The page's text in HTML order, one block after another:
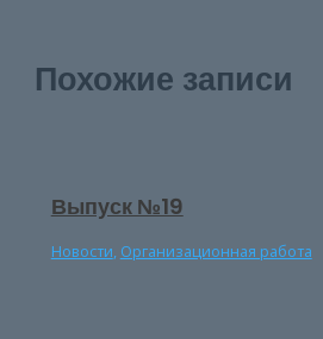
Похожие записи
Выпуск №19
Новости Организационная работа